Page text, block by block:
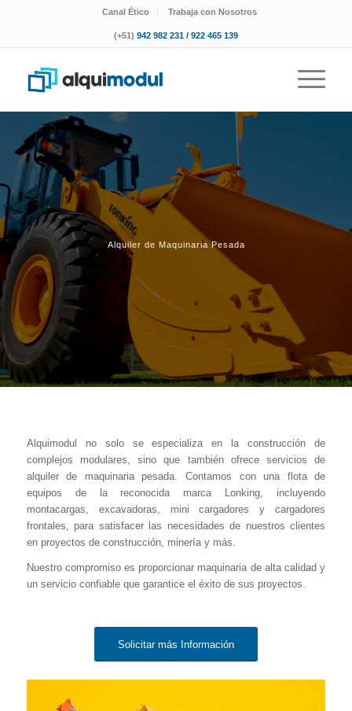
Canal Ético Trabaja con Nosotros
(+51) 942 982 231 / 922 465 139
Alquiler de Maquinaria Pesada
Alquimodul no solo se especializa en la construcción de
complejos modulares, sino que también ofrece servicios de
alquiler de maquinaria pesada. Contamos con una flota de
equipos de la reconocida marca Lonking, incluyendo
montacargas, excavadoras, mini cargadores y cargadores
frontales, para satisfacer las necesidades de nuestros clientes
en proyectos de construcción, minería y más.
Nuestro compromiso es proporcionar maquinaria de alta calidad y
un servicio confiable que garantice el éxito de sus proyectos.
Solicitar más Información